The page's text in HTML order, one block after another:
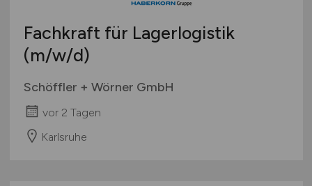
Fachkraft für Lagerlogistik
(m/w/d)
Schöffler + Wörner GmbH
vor 2 Tagen
Karlsruhe